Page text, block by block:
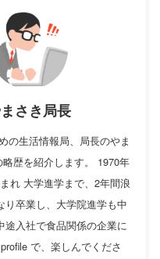
さき局長
の生活情報局、局長のやま
歴を紹介します。 1970年
まれ 大学進学まで、2年間浪
り卒業し、大学院進学も中
途入社で食品関係の企業に
で、楽しんでくださ